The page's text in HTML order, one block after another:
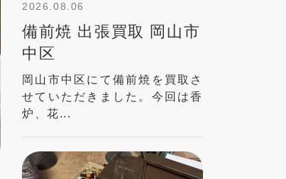
2026.08.06
備前焼 出張買取 岡山市
中区
岡山市中区にて備前焼を買取さ
せていただきました。今回は香
炉、花...